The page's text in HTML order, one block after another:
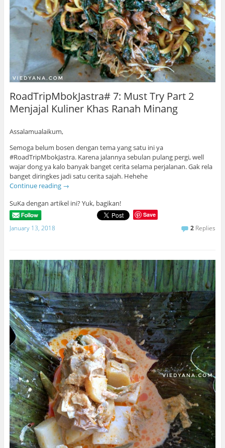
RoadTripMbokJastra# 7: Must Try Part 2
Menjajal Kuliner Khas Ranah Minang
Assalamualaikum,
Semoga belum bosen dengan tema yang satu ini ya
#RoadTripMbokJastra. Karena jalannya sebulan pulang pergi, well
wajar dong ya kalo banyak banget cerita selama perjalanan. Gak rela
banget diringkes jadi satu cerita sajah. Hehehe
Continue reading →
SuKa dengan artikel ini? Yuk, bagikan!
Save
January 13, 2018 2 Replies